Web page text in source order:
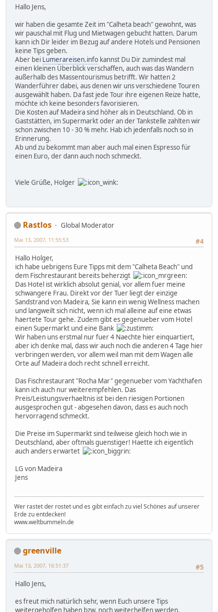
Hallo Jens,
wir haben die gesamte Zeit im "Calheta beach" gewohnt, was
wir pauschal mit Flug und Mietwagen gebucht hatten. Darum
kann ich Dir leider im Bezug auf andere Hotels und Pensionen
keine Tips geben.
Aber bei Lumerareisen.info kannst Du Dir zumindest mal
einen kleinen Überblick verschaffen, auch was das Wandern
außerhalb des Massentourismus betrifft. Wir hatten 2
Wanderführer dabei, aus denen wir uns verschiedene Touren
ausgewählt haben. Da fast jede Tour ihre eigenen Reize hatte,
möchte ich keine besonders favorisieren.
Die Kosten auf Madeira sind höher als in Deutschland. Ob in
Gaststätten, im Supermarkt oder an der Tankstelle zahlten wir
schon zwischen 10 - 30 % mehr. Hab ich jedenfalls noch so in
Erinnerung.
Ab und zu bekommt man aber auch mal einen Espresso für
einen Euro, der dann auch noch schmeckt.
Viele Grüße, Holger
Rastlos
Global Moderator
#4
Mai 13, 2007, 11:55:53
Hallo Holger,
ich habe uebrigens Eure Tipps mit dem "Calheta Beach" und
dem Fischrestaurant bereits beherzigt
Das Hotel ist wirklich absolut genial, vor allem fuer meine
schwangere Frau. Direkt vor der Tuer liegt der einzige
Sandstrand von Madeira, Sie kann ein wenig Wellness machen
und langweilt sich nicht, wenn ich mal alleine auf eine etwas
haertete Tour gehe. Zudem gibt es gegenueber vom Hotel
einen Supermarkt und eine Bank
Wir haben uns erstmal nur fuer 4 Naechte hier einquartiert,
aber ich denke mal, dass wir auch noch die anderen 4 Tage hier
verbringen werden, vor allem weil man mit dem Wagen alle
Orte auf Madeira doch recht schnell erreicht.
Das Fischrestaurant "Rocha Mar" gegenueber vom Yachthafen
kann ich auch nur weiterempfehlen. Das
Preis/Leistungsverhaeltnis ist bei den riesigen Portionen
ausgesprochen gut - abgesehen davon, dass es auch noch
hervorragend schmeckt.
Die Preise im Supermarkt sind teilweise gleich hoch wie in
Deutschland, aber oftmals guenstiger! Haette ich eigentlich
auch anders erwartet
LG von Madeira
Jens
Wer rastet der rostet und es gibt einfach zu viel Schönes auf unserer
Erde zu entdecken!
www.weltbummeln.de
greenville
#5
Mai 13, 2007, 16:51:37
Hallo Jens,
es freut mich natürlich sehr, wenn Euch unsere Tips
weitergeholfen haben bzw. noch weiterhelfen werden.